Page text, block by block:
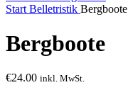
Start Belletristik Bergboote
Bergboote
€24.00 inkl. MwSt.